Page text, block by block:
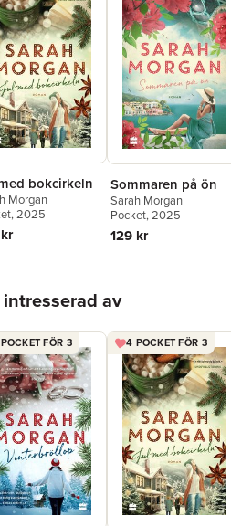
bokcirkeln
Morgan
, 2025
Sommaren på ön
Sarah Morgan
Pocket, 2025
129 kr
av
FÖR 3 4 POCKET FÖR 3